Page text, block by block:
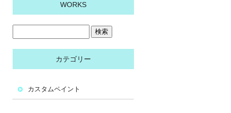
WORKS
カテゴリー
カスタムペイント